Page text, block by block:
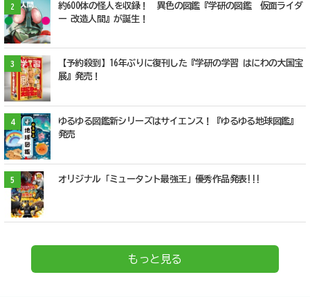
2
約600体の怪人を収録！ 異色の図鑑『学研の図鑑 仮面ライダ
ー 改造人間』が誕生！
3
【予約殺到】16年ぶりに復刊した『学研の学習 はにわの大国宝
展』発売！
4
ゆるゆる図鑑新シリーズはサイエンス！『ゆるゆる地球図鑑』
発売
5 オリジナル「ミュータント最強王」優秀作品発表!!!
もっと見る